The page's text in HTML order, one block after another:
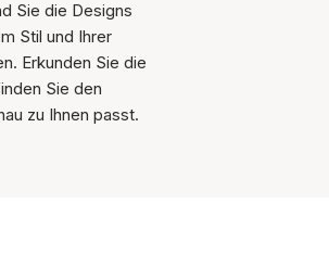
Sie die Designs
Stil und Ihrer
Erkunden Sie die
Sie den
zu Ihnen passt.